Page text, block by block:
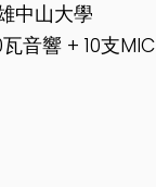
中山大學
音響 + 10支MIC